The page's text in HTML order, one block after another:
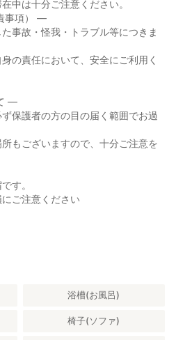
中は十分ご注意ください。
事項） ―
事故・怪我・トラブル等につきま
の責任において、安全にご利用く
―
保護者の方の目の届く範囲でお過
もございますので、十分ご注意を
す。
ご注意ください
った場合は必ずご連絡ください
のトラブルについては責任を負い
しい汚れが確認された場合、修理
ます。あらかじめご了承くださ
て ―
浴槽(お風呂)
椅子(ソファ)